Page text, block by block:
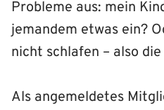
Probleme aus: mein
jemandem etwas ein?
nicht schlafen – also
Als angemeldetes